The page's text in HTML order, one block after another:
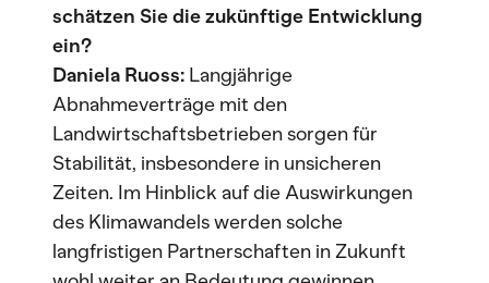
schätzen Sie die zukünftige Entwicklung
ein?
Daniela Ruoss: Langjährige
Abnahmeverträge mit den
Landwirtschaftsbetrieben sorgen für
Stabilität, insbesondere in unsicheren
Zeiten. Im Hinblick auf die Auswirkungen
des Klimawandels werden solche
langfristigen Partnerschaften in Zukunft